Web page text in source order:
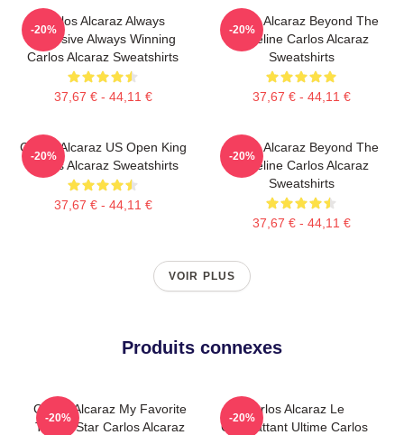
Carlos Alcaraz Always
Explosive Always Winning
Carlos Alcaraz Sweatshirts
37,67 € - 44,11 €
-20%
Carlos Alcaraz Beyond The
Baseline Carlos Alcaraz
Sweatshirts
37,67 € - 44,11 €
-20%
Carlos Alcaraz US Open King
Carlos Alcaraz Sweatshirts
37,67 € - 44,11 €
-20%
Carlos Alcaraz Beyond The
Baseline Carlos Alcaraz
Sweatshirts
37,67 € - 44,11 €
-20%
VOIR PLUS
Produits connexes
Carlos Alcaraz My Favorite
Tennis Star Carlos Alcaraz
-20%
Carlos Alcaraz Le
Combattant Ultime Carlos
-20%